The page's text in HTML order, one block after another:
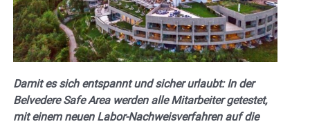
Damit es sich entspannt und sicher urlaubt: In der
Belvedere Safe Area werden alle Mitarbeiter getestet,
mit einem neuen Labor-Nachweisverfahren auf die